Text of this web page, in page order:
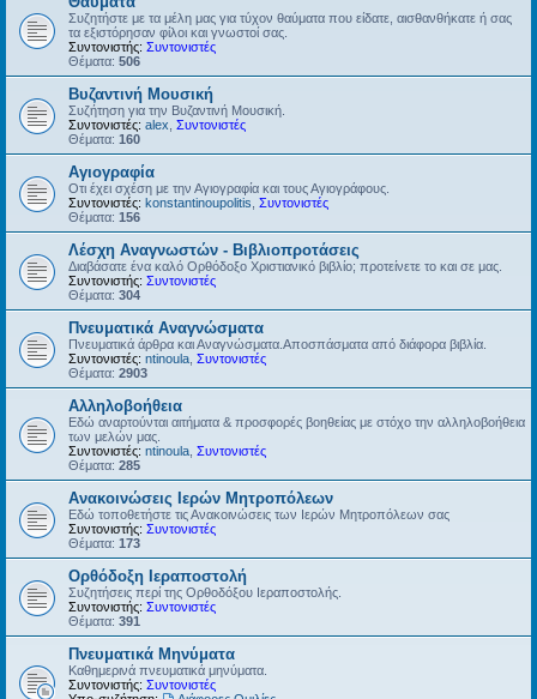
Συζητήστε με τα μέλη μας για τύχον θαύματα που είδατε, αισθανθήκατε ή σας
τα εξιστόρησαν φίλοι και γνωστοί σας.
Συντονιστής: Συντονιστές
Θέματα: 506
Βυζαντινή Μουσική
Συζήτηση για την Βυζαντινή Μουσική.
Συντονιστές: alex Συντονιστές
Θέματα: 160
Αγιογραφία
Οτι έχει σχέση με την Αγιογραφία και τους Αγιογράφους.
Συντονιστές: konstantinoupolitis Συντονιστές
Θέματα: 156
Λέσχη Αναγνωστών - Βιβλιοπροτάσεις
Διαβάσατε ένα καλό Ορθόδοξο Χριστιανικό βιβλίο; προτείνετε το και σε μας.
Συντονιστής: Συντονιστές
Θέματα: 304
Πνευματικά Αναγνώσματα
Πνευματικά άρθρα και Αναγνώσματα.Αποσπάσματα από διάφορα βιβλία.
Συντονιστές: ntinoula Συντονιστές
Θέματα: 2903
Αλληλοβοήθεια
Εδώ αναρτούνται αιτήματα & προσφορές βοηθείας με στόχο την αλληλοβοήθεια
των μελών μας.
Συντονιστές: ntinoula Συντονιστές
Θέματα: 285
Ανακοινώσεις Ιερών Μητροπόλεων
Εδώ τοποθετήστε τις Ανακοινώσεις των Ιερών Μητροπόλεων σας
Συντονιστής: Συντονιστές
Θέματα: 173
Ορθόδοξη Ιεραποστολή
Συζητήσεις περί της Ορθοδόξου Ιεραποστολής.
Συντονιστής: Συντονιστές
Θέματα: 391
Πνευματικά Μηνύματα
Καθημερινά πνευματικά μηνύματα.
Συντονιστής: Συντονιστές